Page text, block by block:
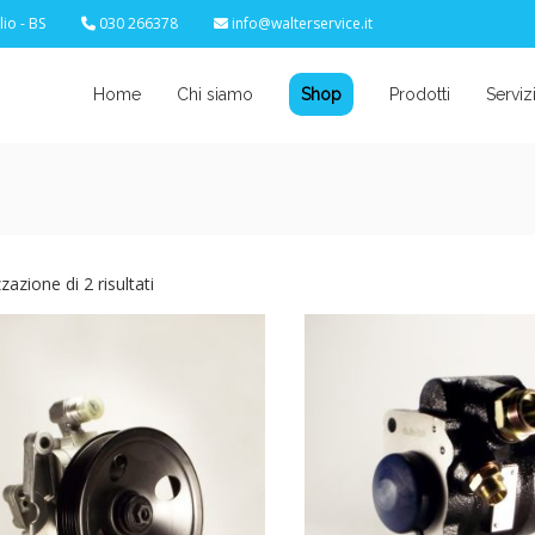
- BS 030 266378 info@walterservice.it
Home Chi siamo Shop Prodotti Servizi
di 2 risultati